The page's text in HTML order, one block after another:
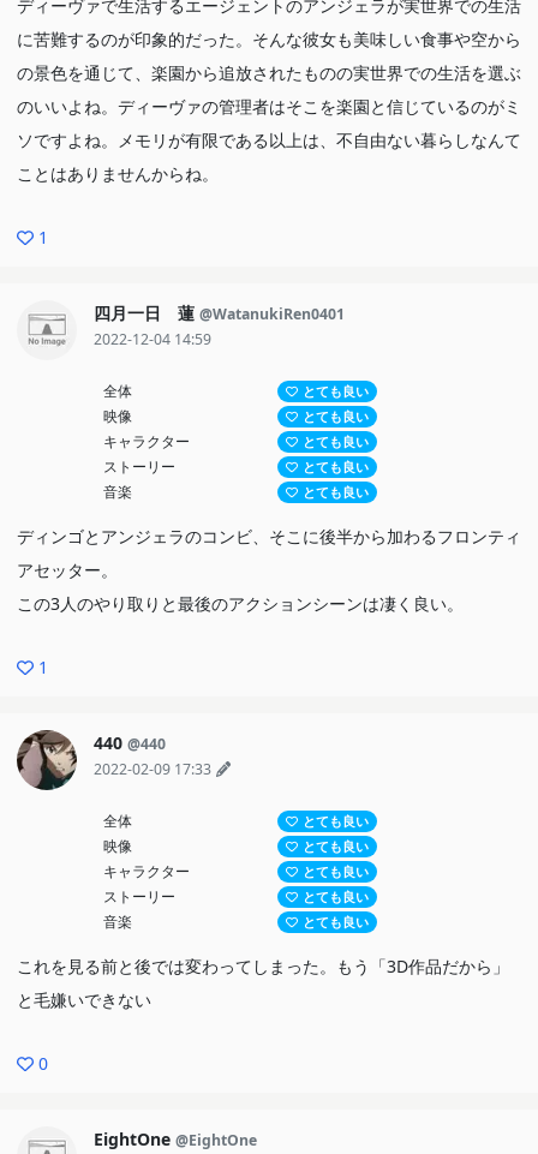
ディーヴァで生活するエージェントのアンジェラが実世界での生活
に苦難するのが印象的だった。そんな彼女も美味しい食事や空から
の景色を通じて、楽園から追放されたものの実世界での生活を選ぶ
のいいよね。ディーヴァの管理者はそこを楽園と信じているのがミ
ソですよね。メモリが有限である以上は、不自由ない暮らしなんて
ことはありませんからね。
1
四月一日 蓮 @WatanukiRen0401
2022-12-04 14:59
全体 とても良い
映像 とても良い
キャラクター とても良い
ストーリー とても良い
音楽 とても良い
ディンゴとアンジェラのコンビ、そこに後半から加わるフロンティ
アセッター。
この3人のやり取りと最後のアクションシーンは凄く良い。
1
440 @440
2022-02-09 17:33
全体 とても良い
映像 とても良い
キャラクター とても良い
ストーリー とても良い
音楽 とても良い
これを見る前と後では変わってしまった。もう「3D作品だから」
と毛嫌いできない
0
EightOne @EightOne